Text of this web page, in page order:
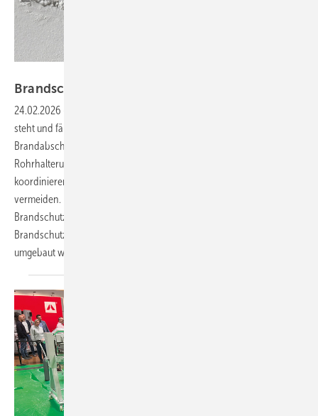
Brandschutz entscheidet über den
24.02.2026
steht und fällt mit sauberer Abstimmung im Bauablauf. Wie Sie
Brandabschottungen frühzeitig systematisch festlegen,
Rohrhalterungen gemäß abP rechtzeitig mit dem Installateur
koordinieren und mit einer digitalen Systemliste teure Nacharbeiten
vermeiden. Plus: ein einfacher Praxis-Trick mit laminierten
Brandschutzplänen im Treppenhaus – und worauf es bei
Brandschutzklappen in Trockenbauwänden ankommt, bevor
umgebaut werden muss. Karlheinz